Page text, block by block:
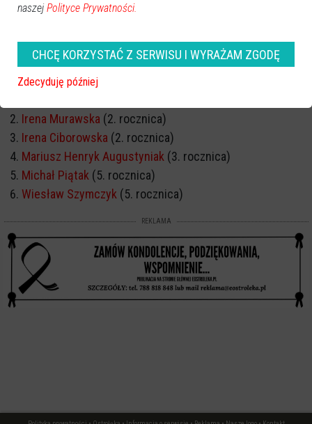
ROCZNICA ŚMIERCI
Irena Murawska (2. rocznica)
Irena Ciborowska (2. rocznica)
Mariusz Henryk Augustyniak (3. rocznica)
Michał Piątak (5. rocznica)
Wiesław Szymczyk (5. rocznica)
REKLAMA
naszej Polityce Prywatności.
CHCĘ KORZYSTAĆ Z SERWISU I WYRAŻAM ZGODĘ
Zdecyduję później